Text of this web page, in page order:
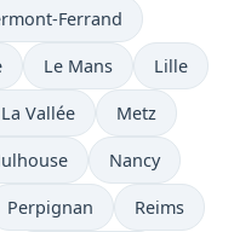
Ferrand
Le Mans Lille
Vallée Metz
Nancy
Perpignan Reims